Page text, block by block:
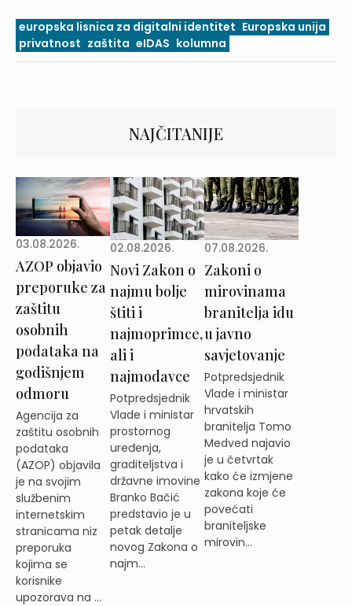
europska lisnica za digitalni identitet Europska unija
privatnost zaštita eIDAS kolumna
NAJČITANIJE
03.08.2026.
AZOP objavio
preporuke za
zaštitu
osobnih
podataka na
godišnjem
odmoru
Agencija za
zaštitu osobnih
podataka
(AZOP) objavila
je na svojim
službenim
internetskim
stranicama niz
preporuka
kojima se
korisnike
upozorava na ...
02.08.2026.
Novi Zakon o
najmu bolje
štiti i
najmoprimce,
ali i
najmodavce
Potpredsjednik
Vlade i ministar
prostornog
uređenja,
graditeljstva i
državne imovine
Branko Bačić
predstavio je u
petak detalje
novog Zakona o
najm...
07.08.2026.
Zakoni o
mirovinama
branitelja idu
u javno
savjetovanje
Potpredsjednik
Vlade i ministar
hrvatskih
branitelja Tomo
Medved najavio
je u četvrtak
kako će izmjene
zakona koje će
povećati
braniteljske
mirovin...